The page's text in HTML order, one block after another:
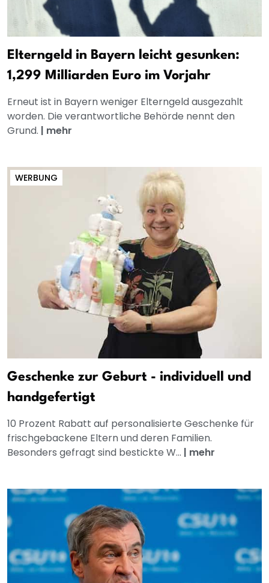
Elterngeld in Bayern leicht gesunken:
1,299 Milliarden Euro im Vorjahr
Erneut ist in Bayern weniger Elterngeld ausgezahlt
worden. Die verantwortliche Behörde nennt den
Grund. | mehr
WERBUNG
Geschenke zur Geburt - individuell und
handgefertigt
10 Prozent Rabatt auf personalisierte Geschenke für
frischgebackene Eltern und deren Familien.
Besonders gefragt sind bestickte W... | mehr